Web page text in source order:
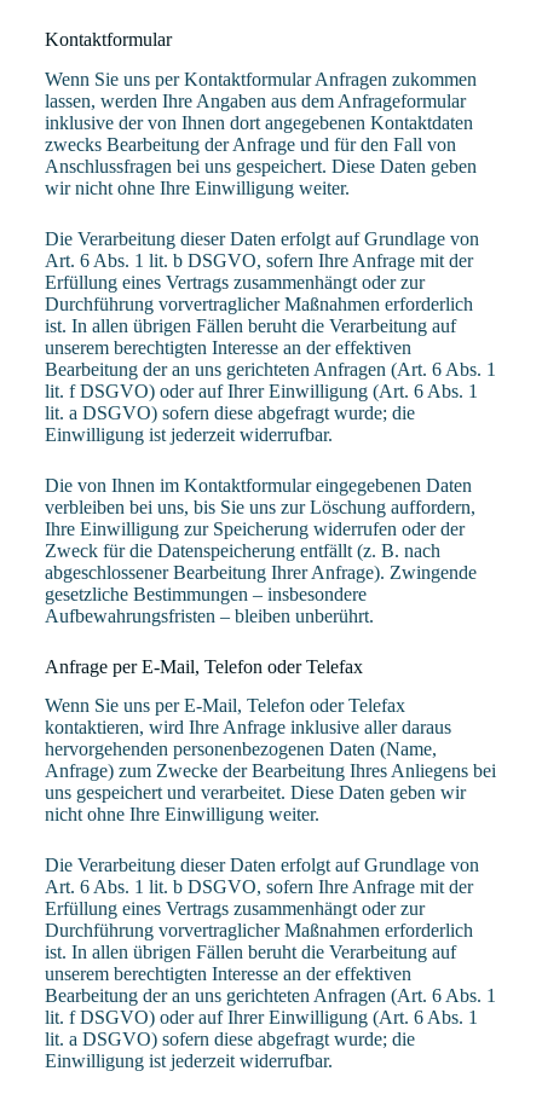
Kontaktformular
Wenn Sie uns per Kontaktformular Anfragen zukommen
lassen, werden Ihre Angaben aus dem Anfrageformular
inklusive der von Ihnen dort angegebenen Kontaktdaten
zwecks Bearbeitung der Anfrage und für den Fall von
Anschlussfragen bei uns gespeichert. Diese Daten geben
wir nicht ohne Ihre Einwilligung weiter.
Die Verarbeitung dieser Daten erfolgt auf Grundlage von
Art. 6 Abs. 1 lit. b DSGVO, sofern Ihre Anfrage mit der
Erfüllung eines Vertrags zusammenhängt oder zur
Durchführung vorvertraglicher Maßnahmen erforderlich
ist. In allen übrigen Fällen beruht die Verarbeitung auf
unserem berechtigten Interesse an der effektiven
Bearbeitung der an uns gerichteten Anfragen (Art. 6 Abs. 1
lit. f DSGVO) oder auf Ihrer Einwilligung (Art. 6 Abs. 1
lit. a DSGVO) sofern diese abgefragt wurde; die
Einwilligung ist jederzeit widerrufbar.
Die von Ihnen im Kontaktformular eingegebenen Daten
verbleiben bei uns, bis Sie uns zur Löschung auffordern,
Ihre Einwilligung zur Speicherung widerrufen oder der
Zweck für die Datenspeicherung entfällt (z. B. nach
abgeschlossener Bearbeitung Ihrer Anfrage). Zwingende
gesetzliche Bestimmungen – insbesondere
Aufbewahrungsfristen – bleiben unberührt.
Anfrage per E-Mail, Telefon oder Telefax
Wenn Sie uns per E-Mail, Telefon oder Telefax
kontaktieren, wird Ihre Anfrage inklusive aller daraus
hervorgehenden personenbezogenen Daten (Name,
Anfrage) zum Zwecke der Bearbeitung Ihres Anliegens bei
uns gespeichert und verarbeitet. Diese Daten geben wir
nicht ohne Ihre Einwilligung weiter.
Die Verarbeitung dieser Daten erfolgt auf Grundlage von
Art. 6 Abs. 1 lit. b DSGVO, sofern Ihre Anfrage mit der
Erfüllung eines Vertrags zusammenhängt oder zur
Durchführung vorvertraglicher Maßnahmen erforderlich
ist. In allen übrigen Fällen beruht die Verarbeitung auf
unserem berechtigten Interesse an der effektiven
Bearbeitung der an uns gerichteten Anfragen (Art. 6 Abs. 1
lit. f DSGVO) oder auf Ihrer Einwilligung (Art. 6 Abs. 1
lit. a DSGVO) sofern diese abgefragt wurde; die
Einwilligung ist jederzeit widerrufbar.